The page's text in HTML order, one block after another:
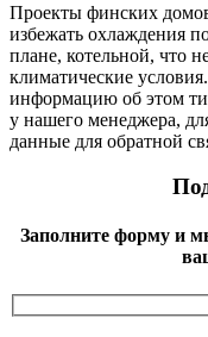
Проекты финских
избежать охлаждения
плане, котельной, что
климатические
информацию об этом
у нашего менеджера,
данные для обратной
Заполните форму и